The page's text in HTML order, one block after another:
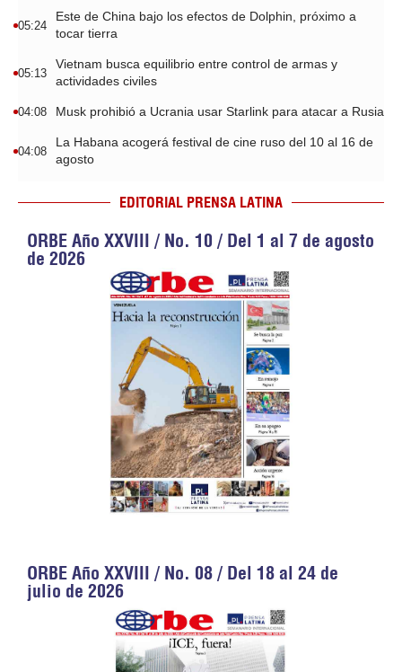
05:24
Este de China bajo los efectos de Dolphin, próximo a
tocar tierra
05:13
Vietnam busca equilibrio entre control de armas y
actividades civiles
04:08 Musk prohibió a Ucrania usar Starlink para atacar a Rusia
04:08
La Habana acogerá festival de cine ruso del 10 al 16 de
agosto
EDITORIAL PRENSA LATINA
ORBE Año XXVIII / No. 10 / Del 1 al 7 de agosto
de 2026
ORBE Año XXVIII / No. 08 / Del 18 al 24 de
julio de 2026